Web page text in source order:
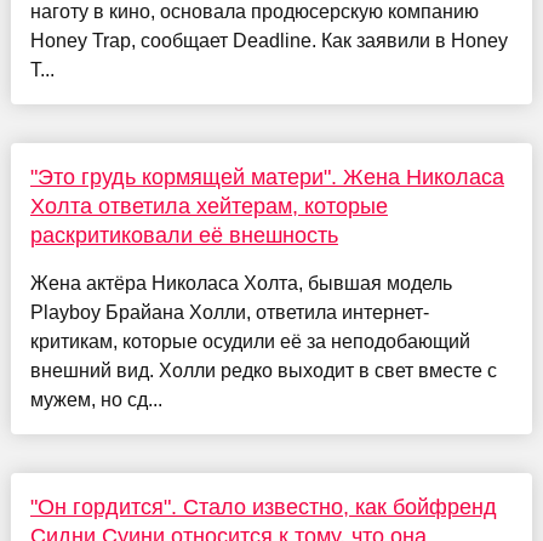
наготу в кино, основала продюсерскую компанию
Honey Trap, сообщает Deadline. Как заявили в Honey
T...
"Это грудь кормящей матери". Жена Николаса
Холта ответила хейтерам, которые
раскритиковали её внешность
Жена актёра Николаса Холта, бывшая модель
Playboy Брайана Холли, ответила интернет-
критикам, которые осудили её за неподобающий
внешний вид. Холли редко выходит в свет вместе с
мужем, но сд...
"Он гордится". Стало известно, как бойфренд